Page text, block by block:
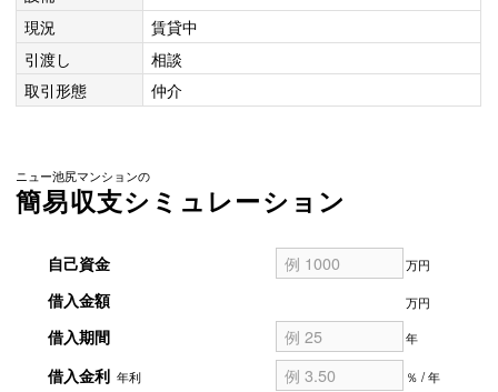
現況
賃貸中
引渡し
相談
取引形態
仲介
ニュー池尻マンションの
簡易収支シミュレーション
自己資金 万円
借入金額 万円
借入期間 年
借入金利 年利 ％ / 年